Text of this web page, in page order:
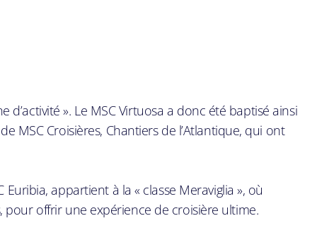
». Le MSC Virtuosa a donc été baptisé ainsi
MSC Croisières, Chantiers de l’Atlantique, qui ont
appartient à la « classe Meraviglia », où
pour offrir une expérience de croisière ultime.